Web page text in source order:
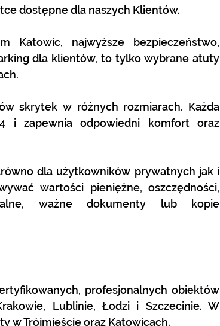
dostępne dla naszych Klientów.
Katowic, najwyższe bezpieczeństwo,
dla klientów, to tylko wybrane atuty
skrytek w różnych rozmiarach. Każda
i zapewnia odpowiedni komfort oraz
dla użytkowników prywatnych jak i
wartości pieniężne, oszczędności,
ważne dokumenty lub kopie
profesjonalnych obiektów
Lublinie, Łodzi i Szczecinie. W
w Trójmieście oraz Katowicach.